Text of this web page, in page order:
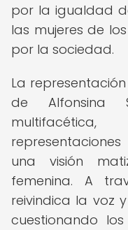
por la igualdad
las mujeres de
por la sociedad.
La
de Alfonsina
una visión
femenina. A
reivindica la voz
cuestionando